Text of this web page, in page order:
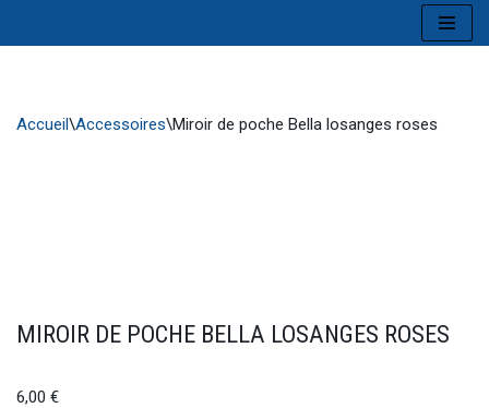
Accueil\Accessoires\Miroir de poche Bella losanges roses
MIROIR DE POCHE BELLA LOSANGES ROSES
6,00 €